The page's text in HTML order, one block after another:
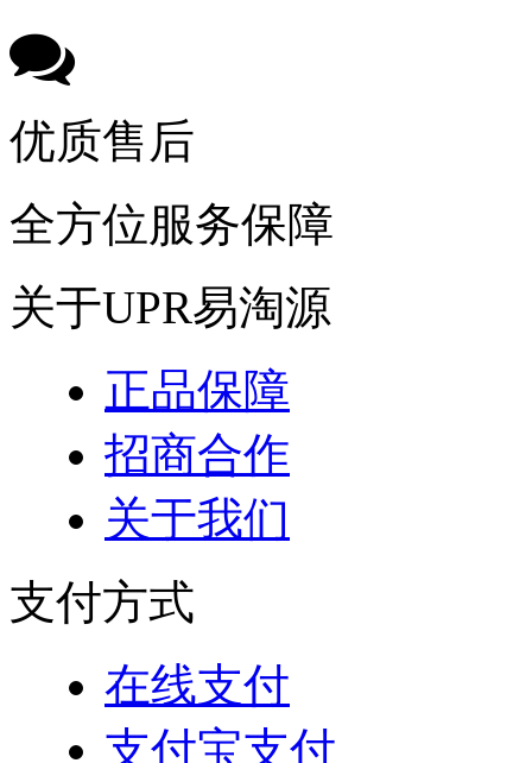
优质售后
全方位服务保障
关于UPR易淘源
正品保障
招商合作
关于我们
支付方式
在线支付
支付宝支付